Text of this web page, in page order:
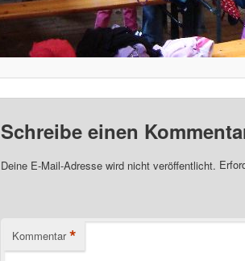
Schreibe einen
Deine E-Mail-Adresse wird nicht veröffentlicht.
Kommentar *